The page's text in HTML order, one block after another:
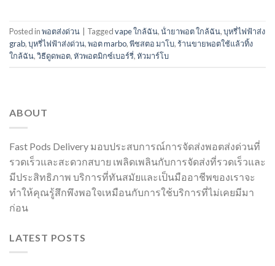
Posted inพอตส่งด่วน Taggedvape ใกล้ฉัน,น้ํายาพอต ใกล้ฉัน,บุหรี่ไฟฟ้าส่ง
grab,บุหรี่ไฟฟ้าส่งด่วน,พอต marbo,พีชสตอ มาโบ,ร้านขายพอตใช้แล้วทิ้ง
ใกล้ฉัน,วิธีดูดพอต,หัวพอตมิกซ์เบอร์รี่,หัวมาร์โบ
ABOUT
Fast Pods Delivery มอบประสบการณ์การจัดส่งพอตส่งด่วนที่
รวดเร็วและสะดวกสบาย เพลิดเพลินกับการจัดส่งที่รวดเร็วและ
มีประสิทธิภาพ บริการที่ทันสมัยและเป็นมืออาชีพของเราจะ
ทำให้คุณรู้สึกพึงพอใจเหมือนกับการใช้บริการที่ไม่เคยมีมา
ก่อน
LATEST POSTS